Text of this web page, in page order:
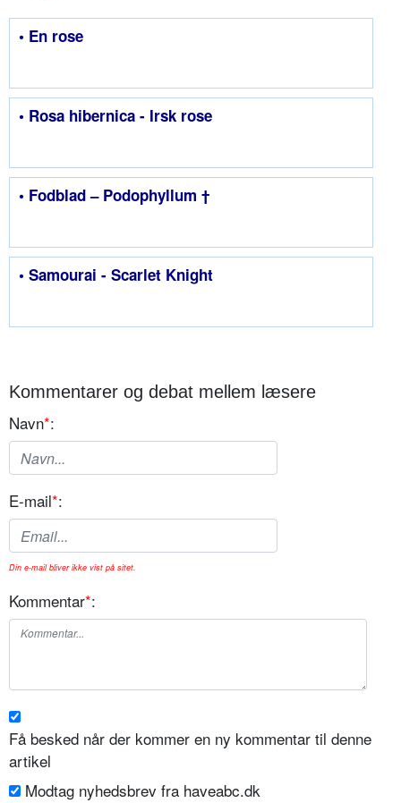
• En rose
• Rosa hibernica - Irsk rose
• Fodblad – Podophyllum †
• Samourai - Scarlet Knight
Kommentarer og debat mellem læsere
Navn*:
E-mail*:
Din e-mail bliver ikke vist på sitet.
Kommentar*:
Få besked når der kommer en ny kommentar til denne
artikel
Modtag nyhedsbrev fra haveabc.dk